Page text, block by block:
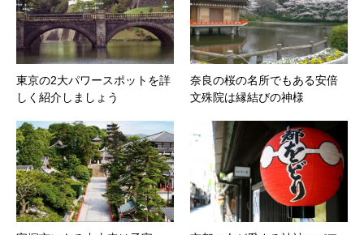
東京の2大パワースポットを詳
しく紹介しましょう
奈良の桜の名所でもある安倍
文殊院は縁結びの神様